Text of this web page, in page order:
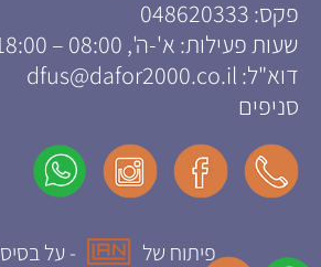
פקס: 048620333
שעות פעילות: א'-ה', 08:00 – 18:00
דוא"ל: dfus@dafor2000.co.il
סניפים
פיתוח של - על בסיס